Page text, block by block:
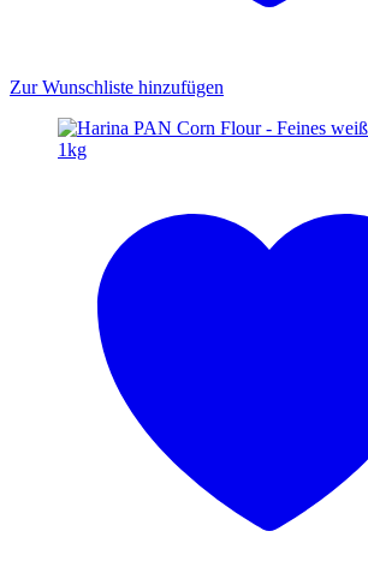
Zur Wunschliste hinzufügen